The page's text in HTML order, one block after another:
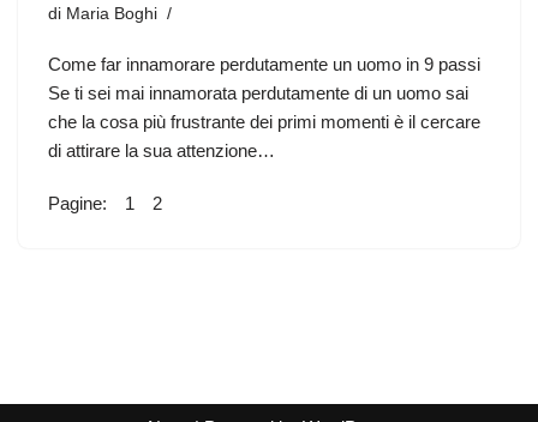
di Maria Boghi
Come far innamorare perdutamente un uomo in 9 passi
Se ti sei mai innamorata perdutamente di un uomo sai
che la cosa più frustrante dei primi momenti è il cercare
di attirare la sua attenzione…
Pagine: 1 2